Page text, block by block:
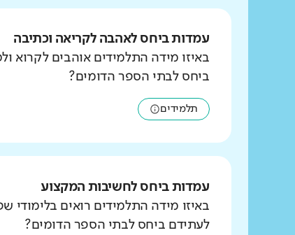
עמדות ביחס לאהבה לקריאה וכתיבה
באיזו מידה התלמידים אוהבים לקרוא
ביחס לבתי הספר הדומים?
תלמידים
עמדות ביחס לחשיבות המקצוע
באיזו מידה התלמידים רואים
לעתידם ביחס לבתי הספר הדומים?